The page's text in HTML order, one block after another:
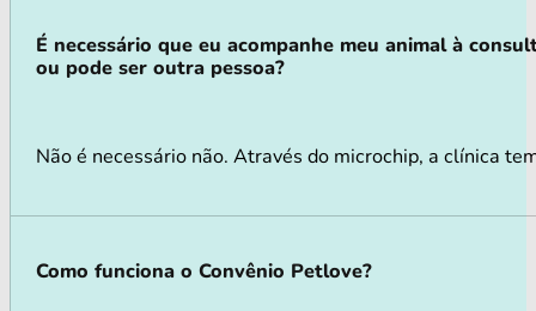
É necessário que eu acompanhe meu animal à
ou pode ser outra pessoa?
Não é necessário não. Através do microchip, a clínica
Como funciona o Convênio Petlove?